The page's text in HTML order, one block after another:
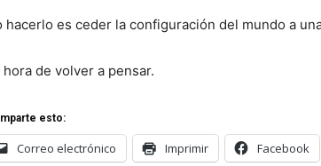
hacerlo es ceder la configuración del mundo a
hora de volver a pensar.
esto:
Correo electrónico Imprimir Facebook